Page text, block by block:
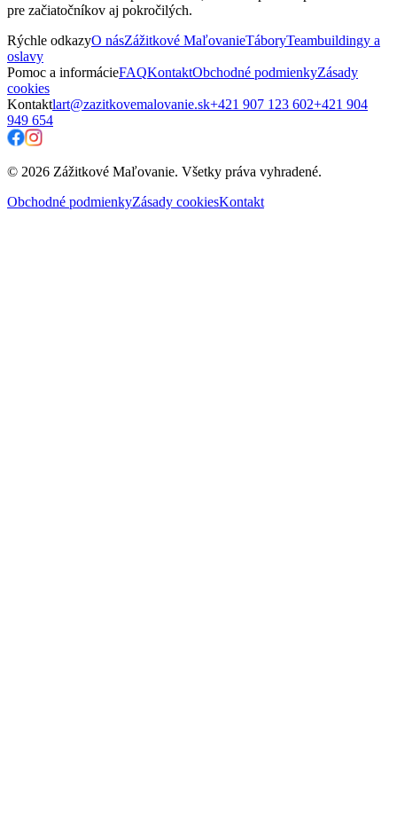
pre začiatočníkov aj pokročilých.
Rýchle odkazyO násZážitkové MaľovanieTáboryTeambuildingy a
oslavy
Pomoc a informácieFAQKontaktObchodné podmienkyZásady
cookies
Kontaktlart@zazitkovemalovanie.sk+421 907 123 602+421 904
949 654
© 2026 Zážitkové Maľovanie. Všetky práva vyhradené.
Obchodné podmienkyZásady cookiesKontakt